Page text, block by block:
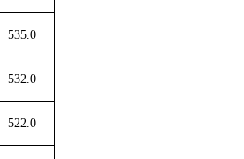
535.0
532.0
522.0